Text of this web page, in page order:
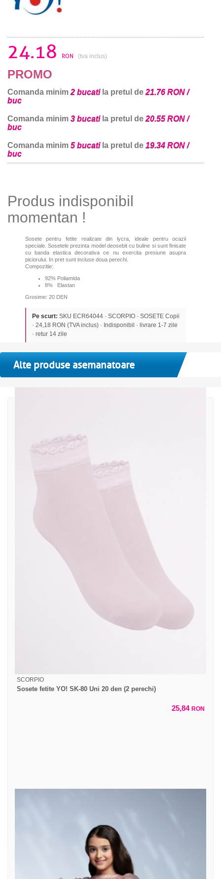
24.18 RON (tva inclus)
PROMO
Comanda minim 2 bucatila pretul de 21.76 RON /
buc
Comanda minim 3 bucatila pretul de 20.55 RON /
buc
Comanda minim 5 bucatila pretul de 19.34 RON /
buc
Produs indisponibil
momentan !
Sosete pentru fetite realizate din lycra, ideale pentru ocazii
speciale. Sosetele prezinta model deosebit cu buline si sunt finisate
cu banda elastica decorativa ce nu exercita presiune asupra
piciorului. In pret sunt incluse doua perechi.
Compozitie:
92% Poliamida
8% Elastan
Grosime: 20 DEN
Pe scurt: SKU ECR64044 · SCORPIO · SOSETE Copii
· 24,18 RON (TVA inclus) · Indisponibil · livrare 1-7 zile
· retur 14 zile
Alte produse asemanatoare
SCORPIO
Sosete fetite YO! SK-80 Uni 20 den (2 perechi)
25,84 RON